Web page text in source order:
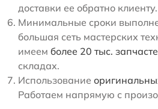
доставки ее обратно клиенту.
Минимальные сроки
большая сеть мастерских
имеем более 20 тыс.
складах.
Использование
Работаем напрямую с